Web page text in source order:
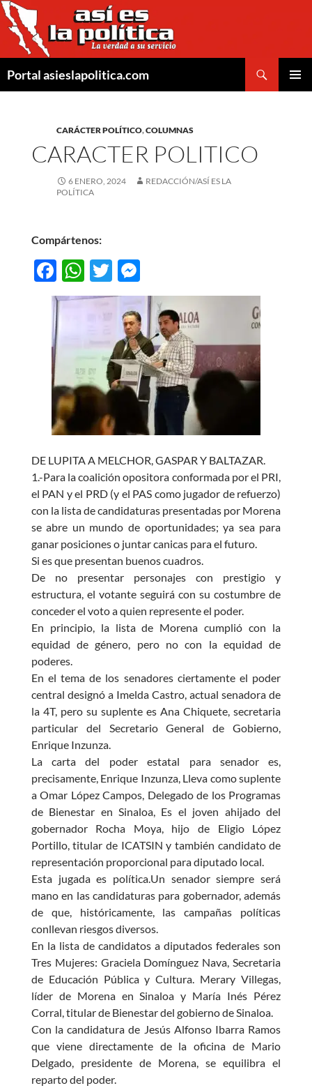
Saltar
al
contenido
Portal asieslapolitica.com
CARÁCTER POLÍTICO,COLUMNAS
CARACTER POLITICO
6 ENERO, 2024
REDACCIÓN/ASÍ ES LA
POLÍTICA
Compártenos:
F
ac
e
b
o
o
k
W
h
at
s
A
p
p
T
w
itt
er
M
es
se
n
g
er
DE LUPITA A MELCHOR, GASPAR Y BALTAZAR.
1.-Para la coalición opositora conformada por el PRI,
el PAN y el PRD (y el PAS como jugador de refuerzo)
con la lista de candidaturas presentadas por Morena
se abre un mundo de oportunidades; ya sea para
ganar posiciones o juntar canicas para el futuro.
Si es que presentan buenos cuadros.
De no presentar personajes con prestigio y
estructura, el votante seguirá con su costumbre de
conceder el voto a quien represente el poder.
En principio, la lista de Morena cumplió con la
equidad de género, pero no con la equidad de
poderes.
En el tema de los senadores ciertamente el poder
central designó a Imelda Castro, actual senadora de
la 4T, pero su suplente es Ana Chiquete, secretaria
particular del Secretario General de Gobierno,
Enrique Inzunza.
La carta del poder estatal para senador es,
precisamente, Enrique Inzunza, Lleva como suplente
a Omar López Campos, Delegado de los Programas
de Bienestar en Sinaloa, Es el joven ahijado del
gobernador Rocha Moya, hijo de Eligio López
Portillo, titular de ICATSIN y también candidato de
representación proporcional para diputado local.
Esta jugada es política.Un senador siempre será
mano en las candidaturas para gobernador, además
de que, históricamente, las campañas políticas
conllevan riesgos diversos.
En la lista de candidatos a diputados federales son
Tres Mujeres: Graciela Domínguez Nava, Secretaria
de Educación Pública y Cultura. Merary Villegas,
líder de Morena en Sinaloa y María Inés Pérez
Corral, titular de Bienestar del gobierno de Sinaloa.
Con la candidatura de Jesús Alfonso Ibarra Ramos
que viene directamente de la oficina de Mario
Delgado, presidente de Morena, se equilibra el
reparto del poder.